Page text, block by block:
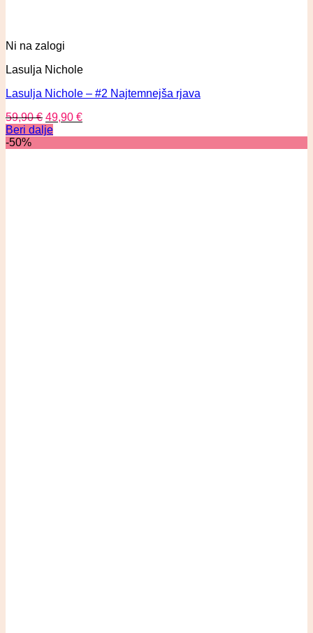
Ni na zalogi
Lasulja Nichole
Lasulja Nichole – #2 Najtemnejša rjava
59,90€ 49,90 €
Beri dalje
-50%